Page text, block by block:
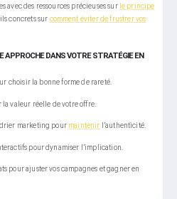
avec des ressources précieuses sur le principe
concrets sur comment éviter de frustrer vos
APPROCHE DANS VOTRE STRATÉGIE EN
choisir la bonne forme de rareté.
valeur réelle de votre offre.
marketing pour maintenir l’authenticité.
pour dynamiser l’implication.
pour ajuster vos campagnes et gagner en